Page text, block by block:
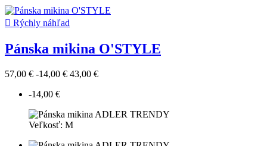
 Rýchly náhľad
Pánska mikina O'STYLE
57,00 € -14,00 € 43,00 €
-14,00 €
Veľkosť: M